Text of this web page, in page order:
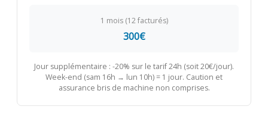
1 mois (12 facturés)
300€
Jour supplémentaire : -20% sur le tarif 24h (soit 20€/jour).
Week-end (sam 16h → lun 10h) = 1 jour. Caution et
assurance bris de machine non comprises.